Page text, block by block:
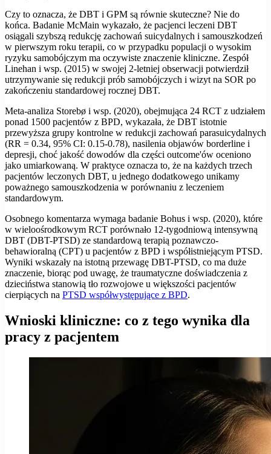
Czy to oznacza, że DBT i GPM są równie skuteczne? Nie do
końca. Badanie McMain wykazało, że pacjenci leczeni DBT
osiągali szybszą redukcję zachowań suicydalnych i samouszkodzeń
w pierwszym roku terapii, co w przypadku populacji o wysokim
ryzyku samobójczym ma oczywiste znaczenie kliniczne. Zespół
Linehan i wsp. (2015) w swojej 2-letniej obserwacji potwierdził
utrzymywanie się redukcji prób samobójczych i wizyt na SOR po
zakończeniu standardowej rocznej DBT.
Meta-analiza Storebø i wsp. (2020), obejmująca 24 RCT z udziałem
ponad 1500 pacjentów z BPD, wykazała, że DBT istotnie
przewyższa grupy kontrolne w redukcji zachowań parasuicydalnych
(RR = 0.34, 95% CI: 0.15-0.78), nasilenia objawów borderline i
depresji, choć jakość dowodów dla części outcome'ów oceniono
jako umiarkowaną. W praktyce oznacza to, że na każdych trzech
pacjentów leczonych DBT, u jednego dodatkowego unikamy
poważnego samouszkodzenia w porównaniu z leczeniem
standardowym.
Osobnego komentarza wymaga badanie Bohus i wsp. (2020), które
w wieloośrodkowym RCT porównało 12-tygodniową intensywną
DBT (DBT-PTSD) ze standardową terapią poznawczo-
behawioralną (CPT) u pacjentów z BPD i współistniejącym PTSD.
Wyniki wskazały na istotną przewagę DBT-PTSD, co ma duże
znaczenie, biorąc pod uwagę, że traumatyczne doświadczenia z
dzieciństwa stanowią tło rozwojowe u większości pacjentów
cierpiących na PTSD współwystępujące z BPD.
Wnioski kliniczne: co z tego wynika dla
pracy z pacjentem